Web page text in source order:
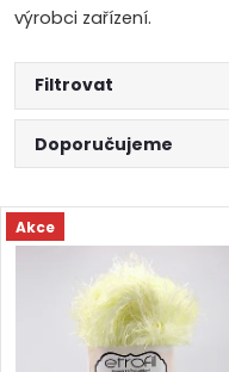
výrobci zařízení.
Filtrovat
Ř
a
z
Doporučujeme
Nejdražší
Abecedně
V
Akce